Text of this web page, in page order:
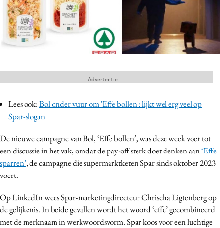
Academy
Partners
Topics
Bureaus
Carriere
Contentmarketing
Customer Experience
Data & Insights
Design
Diversiteit
Effectiviteit
Lees ook:Bol onder vuur om 'Effe bollen': lijkt wel erg veel op
Spar-slogan
De nieuwe campagne van Bol, ‘Effe bollen’, was deze week voer tot
een discussie in het vak, omdat de pay-off sterk doet denken aan‘Effe
sparren’, de campagne die supermarktketen Spar sinds oktober 2023
voert.
Op LinkedIn wees Spar-marketingdirecteur Chrischa Ligtenberg op
de gelijkenis. In beide gevallen wordt het woord ‘effe’ gecombineerd
met de merknaam in werkwoordsvorm. Spar koos voor een luchtige
Advertentie